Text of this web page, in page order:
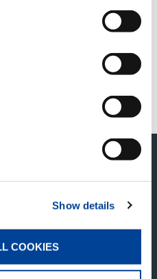
Show details
COOKIES